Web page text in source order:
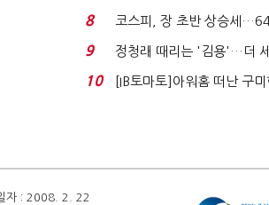
닥 벌점 급증에 ...
8
코스피, 장 초반 상승세
시도
9
정청래 때리는 '김용'…더
최측근' 입...
10
[IB토마토]아워홈 떠난 구미
자 : 2008. 2. 22